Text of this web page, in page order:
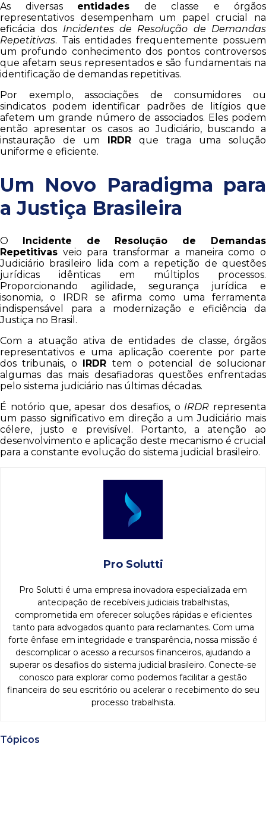
As diversas entidades de classe e órgãos
representativos desempenham um papel crucial na
eficácia dos Incidentes de Resolução de Demandas
Repetitivas. Tais entidades frequentemente possuem
um profundo conhecimento dos pontos controversos
que afetam seus representados e são fundamentais na
identificação de demandas repetitivas.
Por exemplo, associações de consumidores ou
sindicatos podem identificar padrões de litígios que
afetem um grande número de associados. Eles podem
então apresentar os casos ao Judiciário, buscando a
instauração de um IRDR que traga uma solução
uniforme e eficiente.
Um Novo Paradigma para
a Justiça Brasileira
O Incidente de Resolução de Demandas
Repetitivas veio para transformar a maneira como o
Judiciário brasileiro lida com a repetição de questões
jurídicas idênticas em múltiplos processos.
Proporcionando agilidade, segurança jurídica e
isonomia, o IRDR se afirma como uma ferramenta
indispensável para a modernização e eficiência da
Justiça no Brasil.
Com a atuação ativa de entidades de classe, órgãos
representativos e uma aplicação coerente por parte
dos tribunais, o IRDR tem o potencial de solucionar
algumas das mais desafiadoras questões enfrentadas
pelo sistema judiciário nas últimas décadas.
É notório que, apesar dos desafios, o IRDR representa
um passo significativo em direção a um Judiciário mais
célere, justo e previsível. Portanto, a atenção ao
desenvolvimento e aplicação deste mecanismo é crucial
para a constante evolução do sistema judicial brasileiro.
Pro Solutti
Pro Solutti é uma empresa inovadora especializada em
antecipação de recebíveis judiciais trabalhistas,
comprometida em oferecer soluções rápidas e eficientes
tanto para advogados quanto para reclamantes. Com uma
forte ênfase em integridade e transparência, nossa missão é
descomplicar o acesso a recursos financeiros, ajudando a
superar os desafios do sistema judicial brasileiro. Conecte-se
conosco para explorar como podemos facilitar a gestão
financeira do seu escritório ou acelerar o recebimento do seu
processo trabalhista.
Tópicos